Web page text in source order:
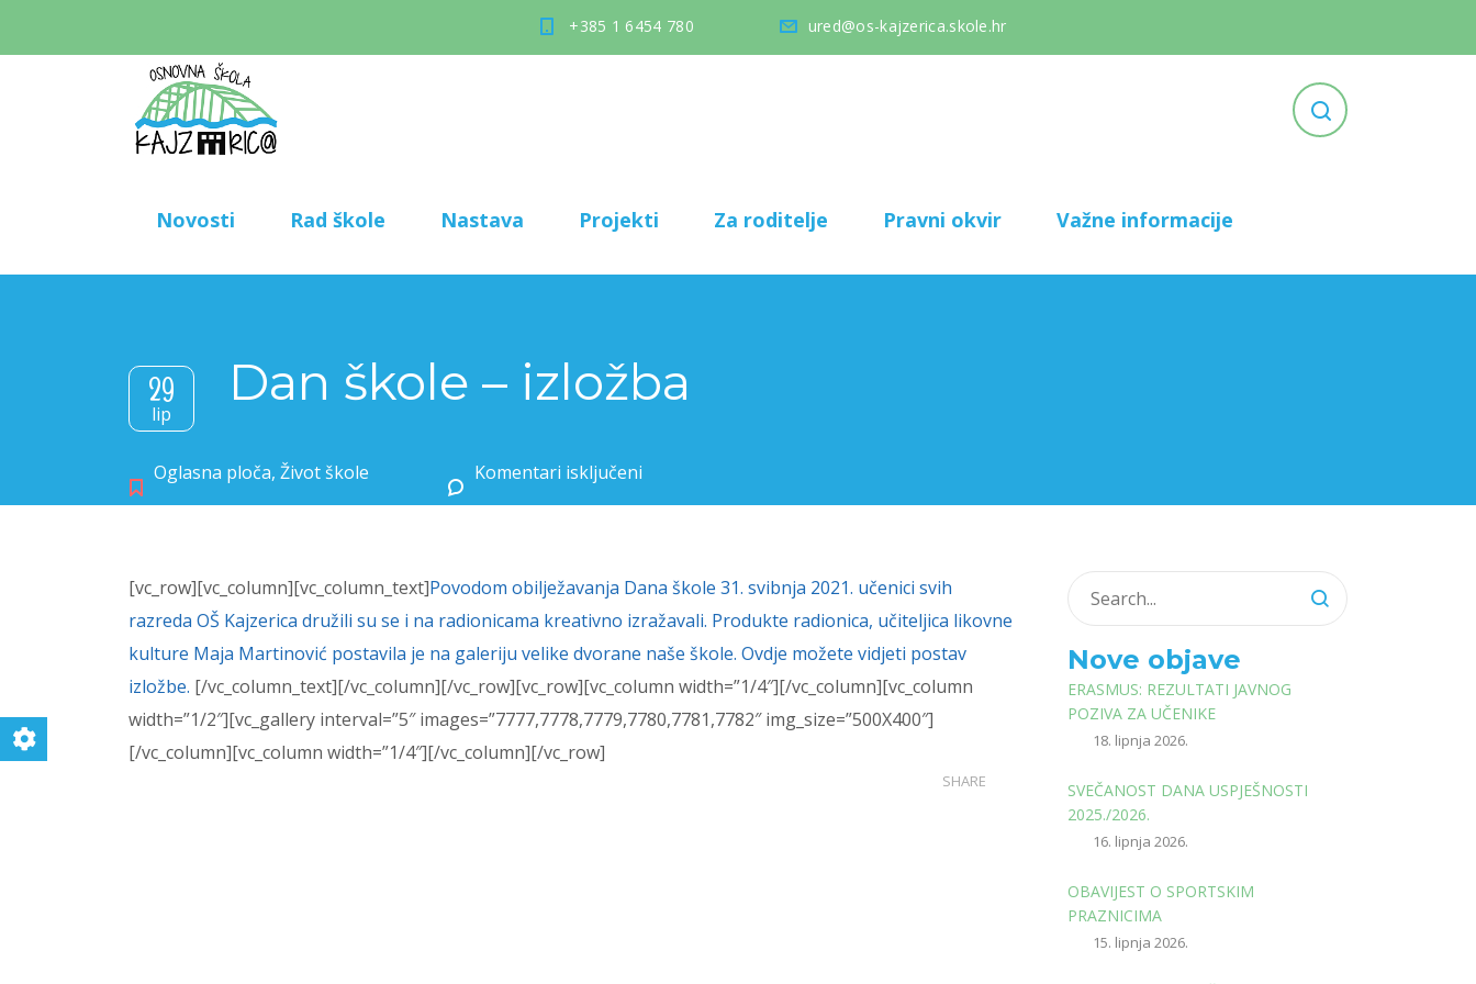
+385 1 6454 780 ured@os-kajzerica.skole.hr
Novosti Rad škole Nastava Projekti Za roditelje Pravni okvir Važne informacije
29
lip
Dan škole – izložba
Oglasna ploča, Život škole Komentari isključeni
[vc_row][vc_column][vc_column_text]Povodom obilježavanja Dana škole 31. svibnja 2021. učenici svih
razreda OŠ Kajzerica družili su se i na radionicama kreativno izražavali. Produkte radionica, učiteljica likovne
kulture Maja Martinović postavila je na galeriju velike dvorane naše škole. Ovdje možete vidjeti postav
izložbe. [/vc_column_text][/vc_column][/vc_row][vc_row][vc_column width=”1/4″][/vc_column][vc_column
width=”1/2″][vc_gallery interval=”5″ images=”7777,7778,7779,7780,7781,7782″ img_size=”500X400″]
[/vc_column][vc_column width=”1/4″][/vc_column][/vc_row]
SHARE
Nove objave
ERASMUS: REZULTATI JAVNOG
POZIVA ZA UČENIKE
18. lipnja 2026.
SVEČANOST DANA USPJEŠNOSTI
2025./2026.
16. lipnja 2026.
OBAVIJEST O SPORTSKIM
PRAZNICIMA
15. lipnja 2026.